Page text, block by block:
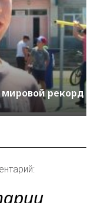
рекорд